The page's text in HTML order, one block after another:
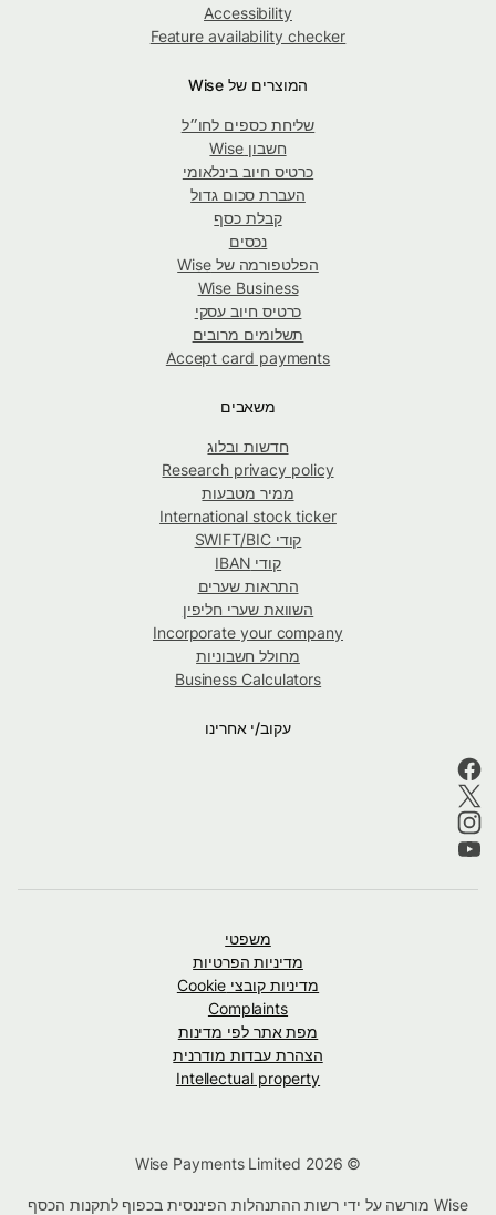
Accessibility
Feature availability checker
המוצרים של Wise
שליחת כספים לחו״ל
חשבון Wise
כרטיס חיוב בינלאומי
העברת סכום גדול
קבלת כסף
נכסים
הפלטפורמה של Wise
Wise Business
כרטיס חיוב עסקי
תשלומים מרובים
Accept card payments
משאבים
חדשות ובלוג
Research privacy policy
ממיר מטבעות
International stock ticker
קודי SWIFT/BIC
קודי IBAN
התראות שערים
השוואת שערי חליפין
Incorporate your company
מחולל חשבוניות
Business Calculators
עקוב/י אחרינו
משפטי
מדיניות הפרטיות
מדיניות קובצי Cookie
Complaints
מפת אתר לפי מדינות
הצהרת עבדות מודרנית
Intellectual property
Wise מורשה על ידי רשות ההתנהלות הפיננסית בכפוף לתקנות הכסף